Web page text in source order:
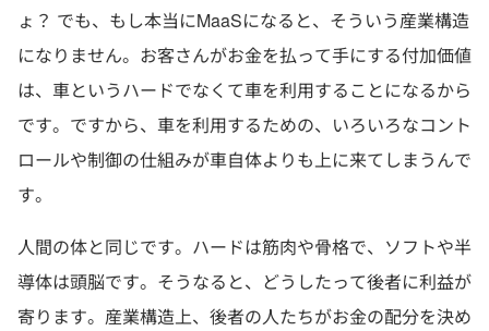
ょ？ でも、もし本当にMaaSになると、そういう産業構造
になりません。お客さんがお金を払って手にする付加価値
は、車というハードでなくて車を利用することになるから
です。ですから、車を利用するための、いろいろなコント
ロールや制御の仕組みが車自体よりも上に来てしまうんで
す。
人間の体と同じです。ハードは筋肉や骨格で、ソフトや半
導体は頭脳です。そうなると、どうしたって後者に利益が
寄ります。産業構造上、後者の人たちがお金の配分を決め